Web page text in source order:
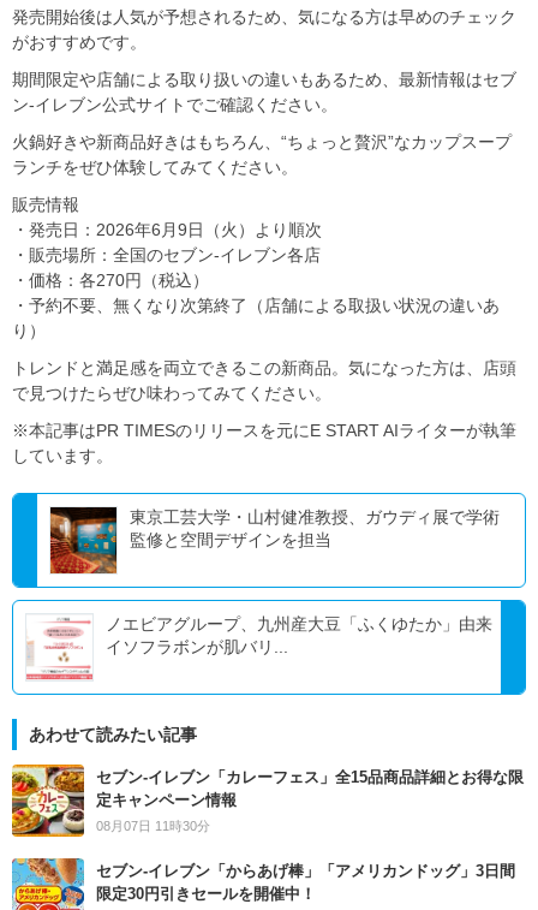
発売開始後は人気が予想されるため、気になる方は早めのチェック
がおすすめです。
期間限定や店舗による取り扱いの違いもあるため、最新情報はセブ
ン‐イレブン公式サイトでご確認ください。
火鍋好きや新商品好きはもちろん、“ちょっと贅沢”なカップスープ
ランチをぜひ体験してみてください。
販売情報
・発売日：2026年6月9日（火）より順次
・販売場所：全国のセブン‐イレブン各店
・価格：各270円（税込）
・予約不要、無くなり次第終了（店舗による取扱い状況の違いあ
り）
トレンドと満足感を両立できるこの新商品。気になった方は、店頭
で見つけたらぜひ味わってみてください。
※本記事はPR TIMESのリリースを元にE START AIライターが執筆
しています。
東京工芸大学・山村健准教授、ガウディ展で学術
監修と空間デザインを担当
ノエビアグループ、九州産大豆「ふくゆたか」由来
イソフラボンが肌バリ...
あわせて読みたい記事
セブン‐イレブン「カレーフェス」全15品商品詳細とお得な限
定キャンペーン情報
08月07日 11時30分
セブン‐イレブン「からあげ棒」「アメリカンドッグ」3日間
限定30円引きセールを開催中！